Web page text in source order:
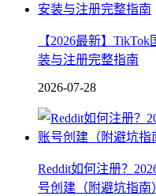
【2026最新】
装与注册完整指南
2026-07-28
Reddit如何注册？
号创建（附避坑指南